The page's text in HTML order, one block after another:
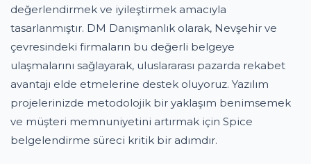
değerlendirmek ve iyileştirmek amacıyla
tasarlanmıştır. DM Danışmanlık olarak, Nevşehir ve
çevresindeki firmaların bu değerli belgeye
ulaşmalarını sağlayarak, uluslararası pazarda rekabet
avantajı elde etmelerine destek oluyoruz. Yazılım
projelerinizde metodolojik bir yaklaşım benimsemek
ve müşteri memnuniyetini artırmak için Spice
belgelendirme süreci kritik bir adımdır.